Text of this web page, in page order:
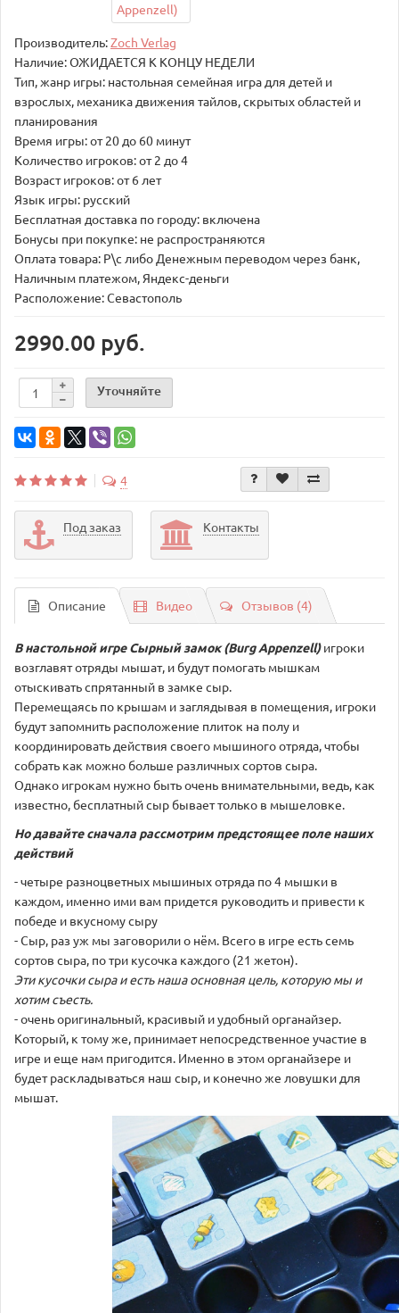
Производитель:Zoch Verlag
Наличие: ОЖИДАЕТСЯ К КОНЦУ НЕДЕЛИ
Тип, жанр игры: настольная семейная игра для детей и
взрослых, механика движения тайлов, скрытых областей и
планирования
Время игры: от 20 до 60 минут
Количество игроков: от 2 до 4
Возраст игроков: от 6 лет
Язык игры: русский
Бесплатная доставка по городу: включена
Бонусы при покупке: не распространяются
Оплата товара: Р\с либо Денежным переводом через банк,
Наличным платежом, Яндекс-деньги
Расположение: Севастополь
2990.00 руб.
Уточняйте
4
Под заказ Контакты
Описание Видео Отзывов (4)
В настольной игре Сырный замок (Burg Appenzell)игроки
возглавят отряды мышат, и будут помогать мышкам
отыскивать спрятанный в замке сыр.
Перемещаясь по крышам и заглядывая в помещения, игроки
будут запомнить расположение плиток на полу и
координировать действия своего мышиного отряда, чтобы
собрать как можно больше различных сортов сыра.
Однако игрокам нужно быть очень внимательными, ведь, как
известно, бесплатный сыр бывает только в мышеловке.
Но давайте сначала рассмотрим предстоящее поле наших
действий
- четыре разноцветных мышиных отряда по 4 мышки в
каждом, именно ими вам придется руководить и привести к
победе и вкусному сыру
- Сыр, раз уж мы заговорили о нём. Всего в игре есть семь
сортов сыра, по три кусочка каждого (21 жетон).
Эти кусочки сыра и есть наша основная цель, которую мы и
хотим съесть.
- очень оригинальный, красивый и удобный органайзер.
Который, к тому же, принимает непосредственное участие в
игре и еще нам пригодится. Именно в этом органайзере и
будет раскладываться наш сыр, и конечно же ловушки для
мышат.